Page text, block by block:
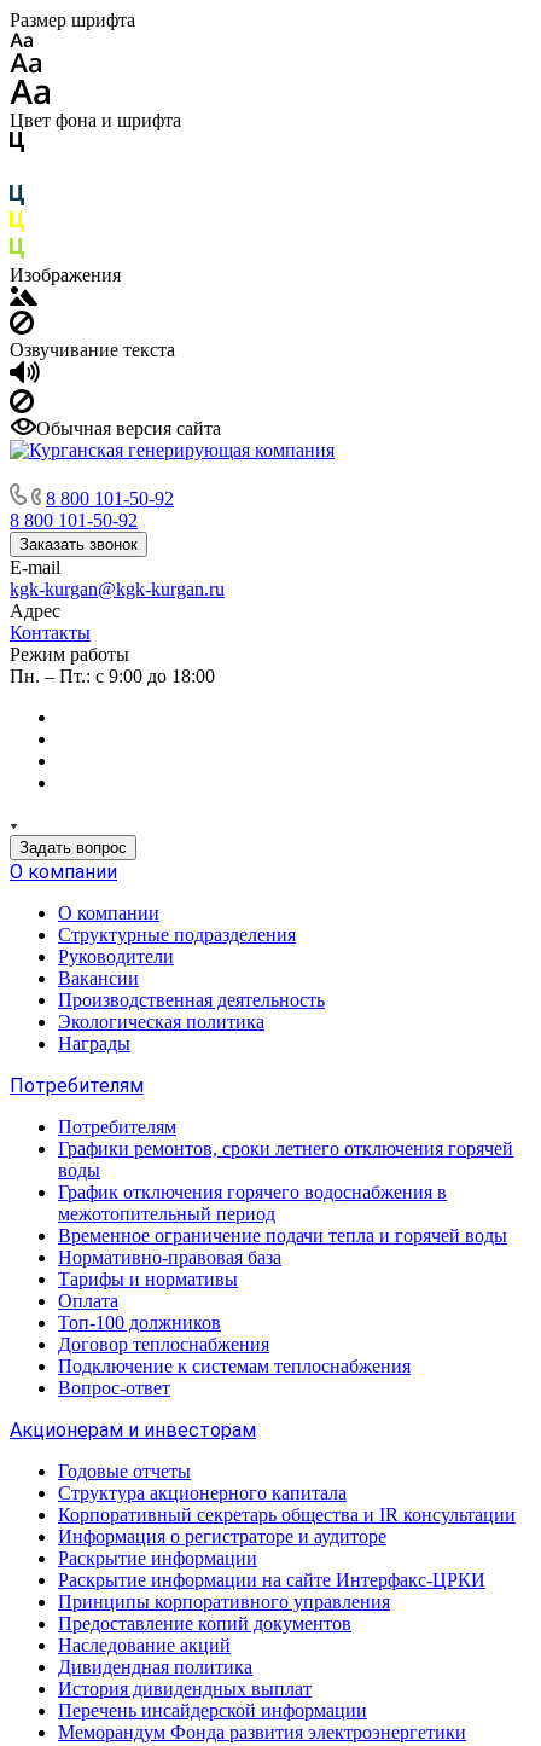
Размер шрифта
Цвет фона и шрифта
Изображения
Озвучивание текста
Обычная версия сайта
8 800 101-50-92
8 800 101-50-92
Заказать звонок
E-mail
kgk-kurgan@kgk-kurgan.ru
Адрес
Контакты
Режим работы
Пн. – Пт.: с 9:00 до 18:00
Задать вопрос
О компании
О компании
Структурные подразделения
Руководители
Вакансии
Производственная деятельность
Экологическая политика
Награды
Потребителям
Потребителям
Графики ремонтов, сроки летнего отключения горячей
воды
График отключения горячего водоснабжения в
межотопительный период
Временное ограничение подачи тепла и горячей воды
Нормативно-правовая база
Тарифы и нормативы
Оплата
Топ-100 должников
Договор теплоснабжения
Подключение к системам теплоснабжения
Вопрос-ответ
Акционерам и инвесторам
Годовые отчеты
Структура акционерного капитала
Корпоративный секретарь общества и IR консультации
Информация о регистраторе и аудиторе
Раскрытие информации
Раскрытие информации на сайте Интерфакс-ЦРКИ
Принципы корпоративного управления
Предоставление копий документов
Наследование акций
Дивидендная политика
История дивидендных выплат
Перечень инсайдерской информации
Меморандум Фонда развития электроэнергетики